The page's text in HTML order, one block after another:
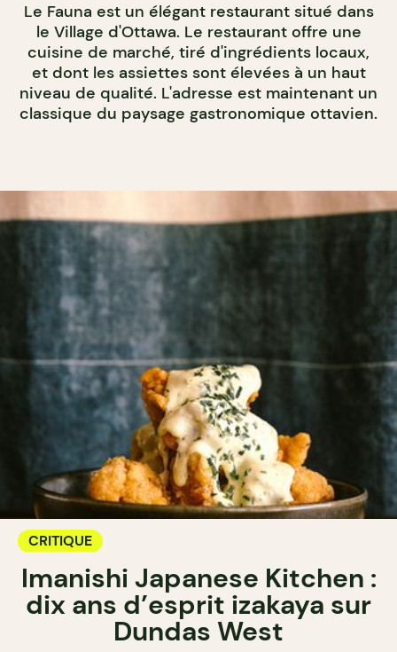
Le Fauna est un élégant restaurant situé dans
le Village d'Ottawa. Le restaurant offre une
cuisine de marché, tiré d'ingrédients locaux,
et dont les assiettes sont élevées à un haut
niveau de qualité. L'adresse est maintenant un
classique du paysage gastronomique ottavien.
CRITIQUE
Imanishi Japanese Kitchen :
dix ans d’esprit izakaya sur
Dundas West